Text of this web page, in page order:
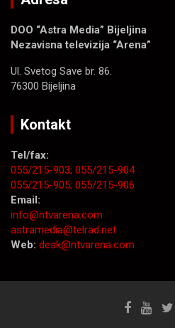
DOO “Astra Media” Bijeljina
Nezavisna televizija “Arena”
Ul. Svetog Save br. 86.
76300 Bijeljina
Kontakt
Tel/fax:
055/215-903; 055/215-904
055/215-905; 055/215-906
Email:
info@ntvarena.com
astramedia@telrad.net
Web: desk@ntvarena.com